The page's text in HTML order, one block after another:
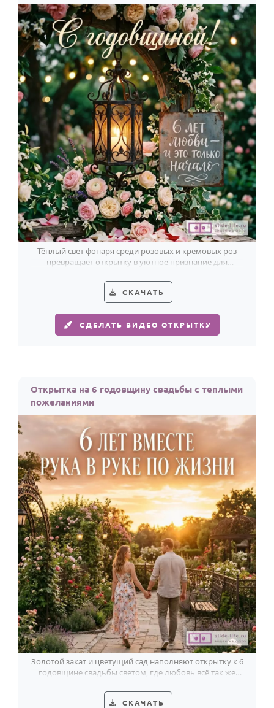
Тёплый свет фонаря среди розовых и кремовых роз
превращает открытку в уютное признание для
СКАЧАТЬ
СДЕЛАТЬ ВИДЕО ОТКРЫТКУ
Открытка на 6 годовщину свадьбы с теплыми
пожеланиями
Золотой закат и цветущий сад наполняют открытку к 6
годовщине свадьбы светом, где любовь всё так же
СКАЧАТЬ